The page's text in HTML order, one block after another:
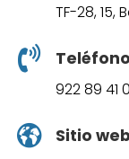
TF-28, 15,
Teléfono
922 89 41
Sitio web